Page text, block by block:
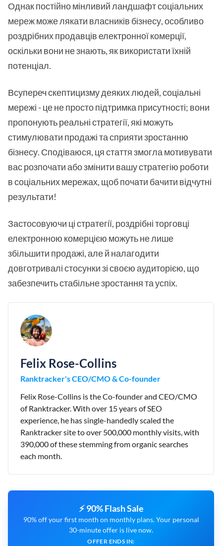
Однак постійно мінливий ландшафт соціальних
мереж може лякати власників бізнесу, особливо
роздрібних продавців електронної комерції,
оскільки вони не знають, як використати їхній
потенціал.
Всупереч скептицизму деяких людей, соціальні
мережі - це не просто підтримка присутності; вони
пропонують реальні стратегії, які можуть
стимулювати продажі та сприяти зростанню
бізнесу. Сподіваюся, ця стаття змогла мотивувати
вас розпочати або змінити вашу стратегію роботи
в соціальних мережах, щоб почати бачити відчутні
результати!
Застосовуючи ці стратегії, роздрібні торговці
електронною комерцією можуть не лише
збільшити продажі, але й налагодити
довготривалі стосунки зі своєю аудиторією, що
забезпечить стабільне зростання та успіх.
Felix Rose-Collins
Ranktracker's CEO/CMO & Co-founder
Felix Rose-Collins is the Co-founder and CEO/CMO
of Ranktracker. With over 15 years of SEO
experience, he has single-handedly scaled the
Ranktracker site to over 500,000 monthly visits, with
390,000 of these stemming from organic searches
each month.
⚡ 90% Flash Sale
90% off your first month on monthly plans. Your personal
30-minute offer is live now.
OFFER ENDS IN: